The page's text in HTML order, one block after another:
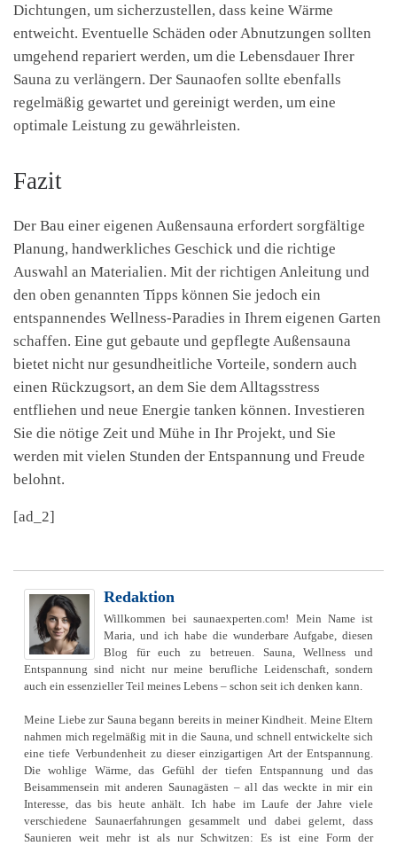
Dichtungen, um sicherzustellen, dass keine Wärme
entweicht. Eventuelle Schäden oder Abnutzungen sollten
umgehend repariert werden, um die Lebensdauer Ihrer
Sauna zu verlängern. Der Saunaofen sollte ebenfalls
regelmäßig gewartet und gereinigt werden, um eine
optimale Leistung zu gewährleisten.
Fazit
Der Bau einer eigenen Außensauna erfordert sorgfältige
Planung, handwerkliches Geschick und die richtige
Auswahl an Materialien. Mit der richtigen Anleitung und
den oben genannten Tipps können Sie jedoch ein
entspannendes Wellness-Paradies in Ihrem eigenen Garten
schaffen. Eine gut gebaute und gepflegte Außensauna
bietet nicht nur gesundheitliche Vorteile, sondern auch
einen Rückzugsort, an dem Sie dem Alltagsstress
entfliehen und neue Energie tanken können. Investieren
Sie die nötige Zeit und Mühe in Ihr Projekt, und Sie
werden mit vielen Stunden der Entspannung und Freude
belohnt.
[ad_2]
Redaktion
Willkommen bei saunaexperten.com! Mein Name ist
Maria, und ich habe die wunderbare Aufgabe, diesen
Blog für euch zu betreuen. Sauna, Wellness und
Entspannung sind nicht nur meine berufliche Leidenschaft, sondern
auch ein essenzieller Teil meines Lebens – schon seit ich denken kann.
Meine Liebe zur Sauna begann bereits in meiner Kindheit. Meine Eltern
nahmen mich regelmäßig mit in die Sauna, und schnell entwickelte sich
eine tiefe Verbundenheit zu dieser einzigartigen Art der Entspannung.
Die wohlige Wärme, das Gefühl der tiefen Entspannung und das
Beisammensein mit anderen Saunagästen – all das weckte in mir ein
Interesse, das bis heute anhält. Ich habe im Laufe der Jahre viele
verschiedene Saunaerfahrungen gesammelt und dabei gelernt, dass
Saunieren weit mehr ist als nur Schwitzen: Es ist eine Form der